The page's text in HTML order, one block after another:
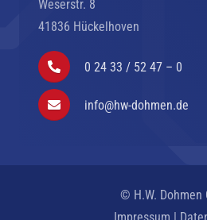
Weserstr. 8
41836 Hückelhoven
0 24 33 / 52 47 – 0
info@hw-dohmen.de
© H.W. Dohmen